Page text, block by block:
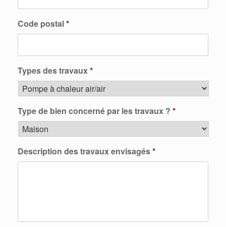
Code postal*
Types des travaux*
Type de bien concerné par les travaux ? *
Description des travaux envisagés*